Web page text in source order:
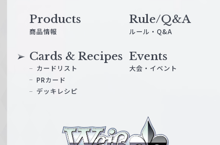
Products
商品情報
Cards & Recipes
カードリスト
PRカード
デッキレシピ
Events
大会・イベント
Rule/Q&A
ルール・Q&A